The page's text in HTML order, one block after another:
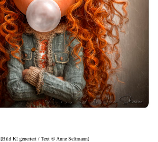
[Bild KI generiert / Text © Anne Seltmann]